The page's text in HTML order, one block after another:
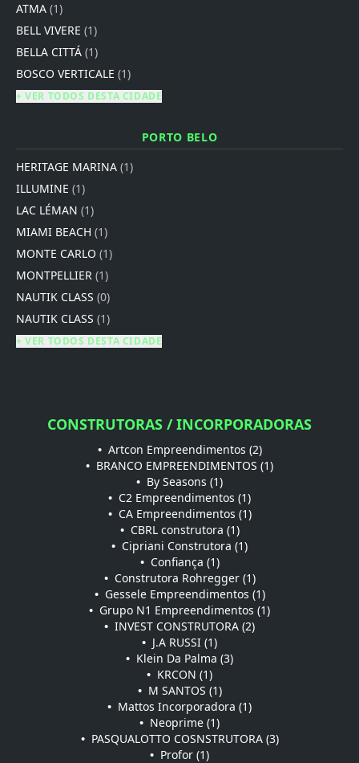
ATMA (1)
BELL VIVERE (1)
BELLA CITTÁ (1)
BOSCO VERTICALE (1)
+ VER TODOS DESTA CIDADE
PORTO BELO
HERITAGE MARINA (1)
ILLUMINE (1)
LAC LÉMAN (1)
MIAMI BEACH (1)
MONTE CARLO (1)
MONTPELLIER (1)
NAUTIK CLASS (0)
NAUTIK CLASS (1)
+ VER TODOS DESTA CIDADE
CONSTRUTORAS / INCORPORADORAS
• Artcon Empreendimentos (2)
• BRANCO EMPREENDIMENTOS (1)
• By Seasons (1)
• C2 Empreendimentos (1)
• CA Empreendimentos (1)
• CBRL construtora (1)
• Cipriani Construtora (1)
• Confiança (1)
• Construtora Rohregger (1)
• Gessele Empreendimentos (1)
• Grupo N1 Empreendimentos (1)
• INVEST CONSTRUTORA (2)
• J.A RUSSI (1)
• Klein Da Palma (3)
• KRCON (1)
• M SANTOS (1)
• Mattos Incorporadora (1)
• Neoprime (1)
• PASQUALOTTO COSNSTRUTORA (3)
• Profor (1)